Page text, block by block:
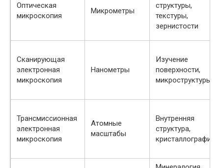
Оптическая
микроскопия
Микрометры
структуры,
текстуры,
зернистости
Сканирующая
электронная
микроскопия
Нанометры
Изучение
поверхности,
микроструктуры
Трансмиссионная
электронная
микроскопия
Атомные
масштабы
Внутренняя
структура,
кристаллография